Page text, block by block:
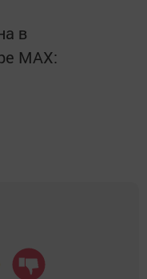
в
MАХ: